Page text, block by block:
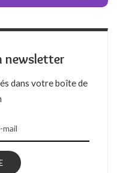
newsletter
dans votre boîte de